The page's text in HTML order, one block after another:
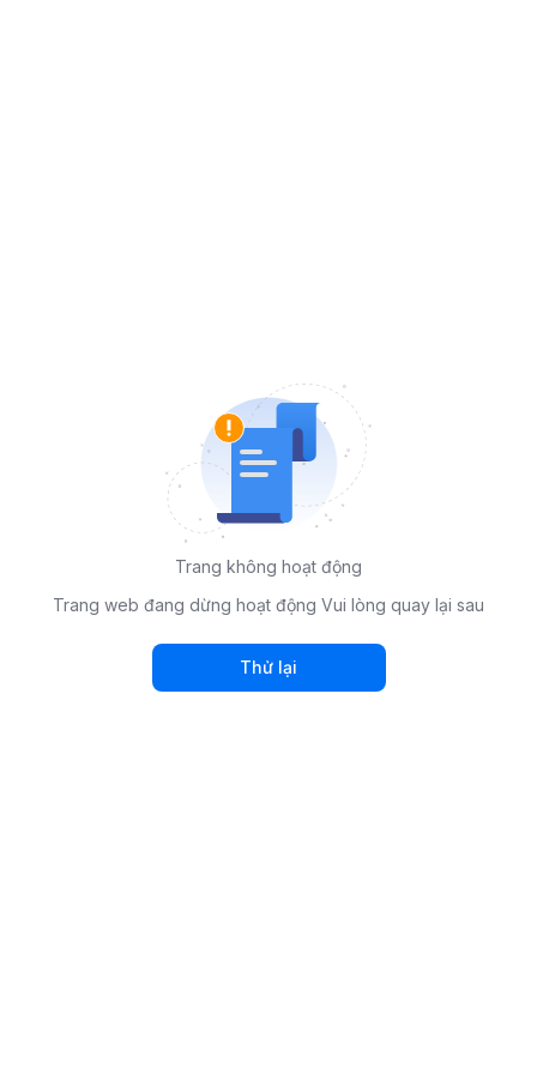
Trang không hoạt động
Trang web đang dừng hoạt động Vui lòng quay lại sau
Thử lại